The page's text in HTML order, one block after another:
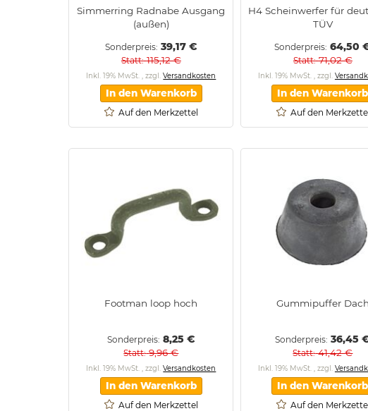
Simmerring Radnabe Ausgang
(außen)
Sonderpreis 39,17 €
Statt 115,12 €
Inkl. 19% MwSt.,zzgl.Versandkosten
In den Warenkorb
Auf den Merkzettel
H4 Scheinwerfer für
TÜV
Sonderpreis 64,50
Statt 71,02 €
Inkl. 19% MwSt. , zzgl.
In den Warenkorb
Auf den Merkzettel
Footman loop hoch
Sonderpreis 8,25 €
Statt 9,96 €
Inkl. 19% MwSt. ,zzgl.Versandkosten
In den Warenkorb
Auf den Merkzettel
Gummipuffer Dach
Sonderpreis 36,45
Statt 41,42 €
Inkl. 19% MwSt. zzgl.
In den Warenkorb
Auf den